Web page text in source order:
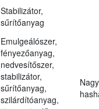
Stabilizátor,
sűrítőanyag
Emulgeálószer,
fényezőanyag,
nedvesítőszer,
stabilizátor,
sűrítőanyag,
szilárdítóanyag,